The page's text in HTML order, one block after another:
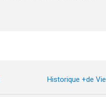
Historique +de Vie